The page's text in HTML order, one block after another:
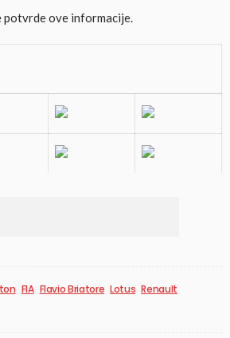
potvrde ove informacije.
FIA Flavio Briatore Lotus Renault